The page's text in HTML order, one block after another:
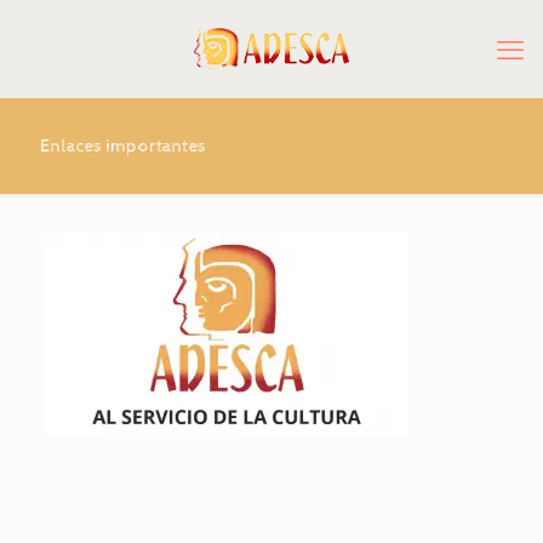
Enlaces importantes